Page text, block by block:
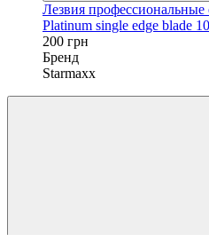
Лезвия
Platinum single edge blade
200 грн
Бренд
Starmaxx